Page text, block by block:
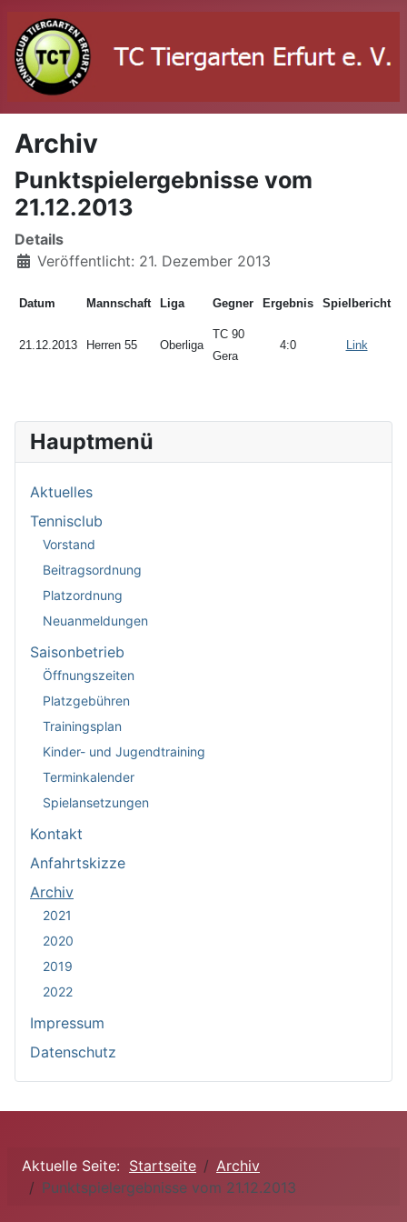
Hauptmenü
Aktuelles
Tennisclub
Vorstand
Beitragsordnung
Platzordnung
Neuanmeldungen
Saisonbetrieb
Öffnungszeiten
Platzgebühren
Trainingsplan
Kinder- und Jugendtraining
Terminkalender
Spielansetzungen
Kontakt
Anfahrtskizze
Archiv
2021
2020
2019
2022
Impressum
Datenschutz
Archiv
Punktspielergebnisse vom
21.12.2013
Details
Veröffentlicht: 21. Dezember 2013
Datum Mannschaft Liga Gegner Ergebnis Spielbericht
21.12.2013 Herren 55 Oberliga
TC 90
Gera
4:0 Link
Aktuelle Seite: Startseite
Archiv
Punktspielergebnisse vom 21.12.2013